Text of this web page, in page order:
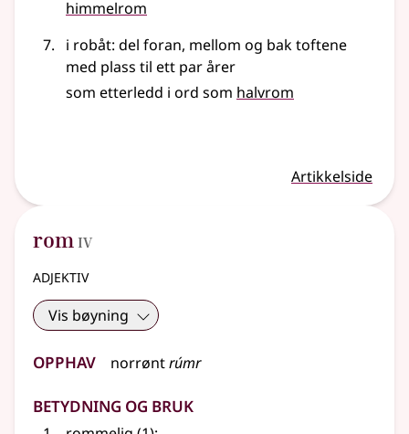
himmelrom
i robåt: del foran, mellom og bak toftene
med plass til ett par årer
som etterledd i ord som halvrom
Artikkelside
rom 4
IV
adjektiv
Vis bøyning
Opphav norrøntrúmr
Betydning og bruk